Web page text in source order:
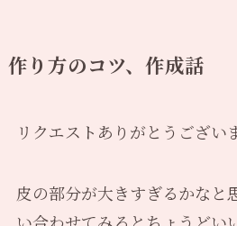
作り方のコツ、作成話
リクエストありがとうござい
皮の部分が大きすぎるかなと